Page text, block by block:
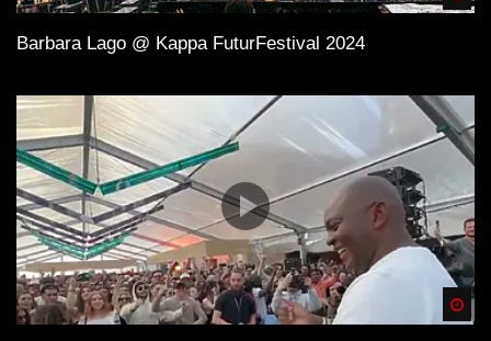
Barbara Lago @ Kappa FuturFestival 2024